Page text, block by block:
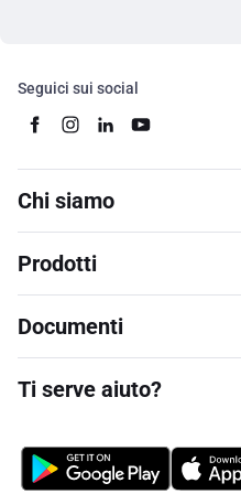
Seguici sui social
Chi siamo
Prodotti
Documenti
Ti serve aiuto?